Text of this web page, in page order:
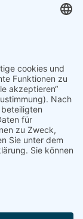
–
bdsadmin
sich die
treffend
sie ihre
erhalten